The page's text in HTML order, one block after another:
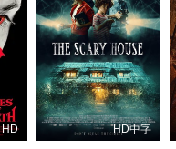
HD HD中字